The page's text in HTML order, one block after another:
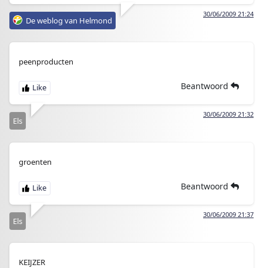
30/06/2009 21:24
De weblog van Helmond
peenproducten
Beantwoord
30/06/2009 21:32
Els
groenten
Beantwoord
30/06/2009 21:37
Els
KEIJZER